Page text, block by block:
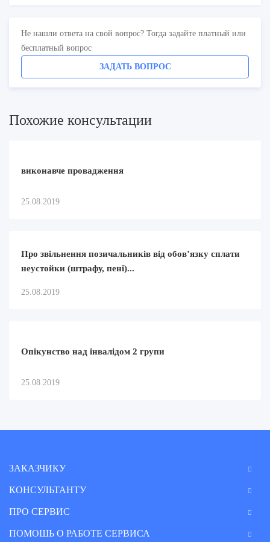
Не нашли ответа на свой вопрос? Тогда задайте платный или
бесплатный вопрос
ЗАДАТЬ ВОПРОС
Похожие консультации
виконавче провадження
25.08.2019
Про звільнення позичальників від обов’язку сплати
неустойки (штрафу, пені)...
25.08.2019
Опікунство над інвалідом 2 групи
25.08.2019
ЗАКАЗЧИКУ
КОНСУЛЬТАНТУ
ПРО СЕРВИС
ПОМОШЬ О РАБОТЕ СЕРВИСА